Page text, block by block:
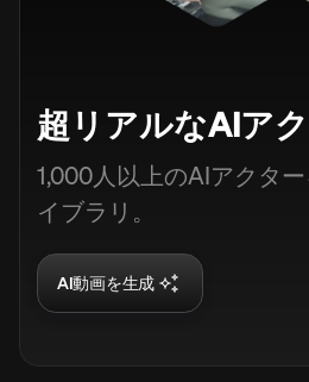
超リアルなAIア
1,000人以上のAIアクタ
イブラリ。
AI動画を生成